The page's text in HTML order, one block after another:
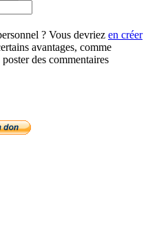
? Vous devriez en créer
avantages, comme
des commentaires